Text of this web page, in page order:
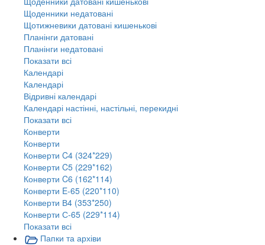
Щоденники недатовані
Щотижневики датовані кишенькові
Планінги датовані
Планінги недатовані
Показати всі
Календарі
Календарі
Відривні календарі
Календарі настінні, настільні, перекидні
Показати всі
Конверти
Конверти
Конверти C4 (324*229)
Конверти C5 (229*162)
Конверти C6 (162*114)
Конверти E-65 (220*110)
Конверти В4 (353*250)
Конверти С-65 (229*114)
Показати всі
Папки та архіви